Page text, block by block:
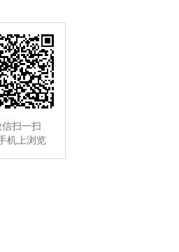
扫一扫
机上浏览